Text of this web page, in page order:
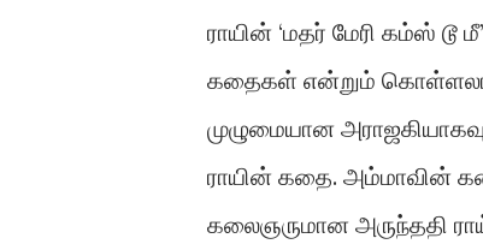
ராயின் ‘மதர் மேரி கம்ஸ்
கதைகள் என்றும்
முழுமையான
ராயின் கதை. அம்மாவின்
கலைஞருமான அருந்ததி